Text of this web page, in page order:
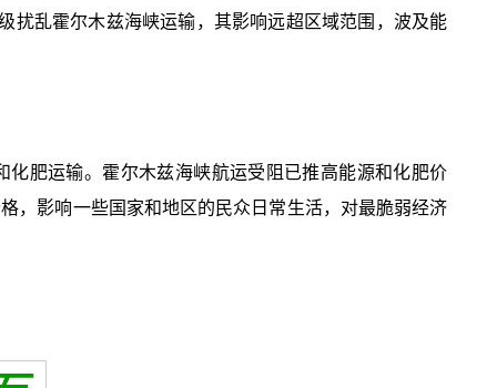
扰乱霍尔木兹海峡运输，其影响远超区域范围，波及能
肥运输。霍尔木兹海峡航运受阻已推高能源和化肥价
，影响一些国家和地区的民众日常生活，对最脆弱经济